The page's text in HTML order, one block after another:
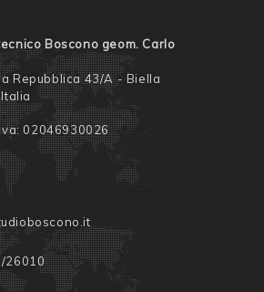
Boscono geom. Carlo
Repubblica 43/A - Biella
02046930026
26010